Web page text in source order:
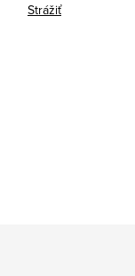
Strážiť